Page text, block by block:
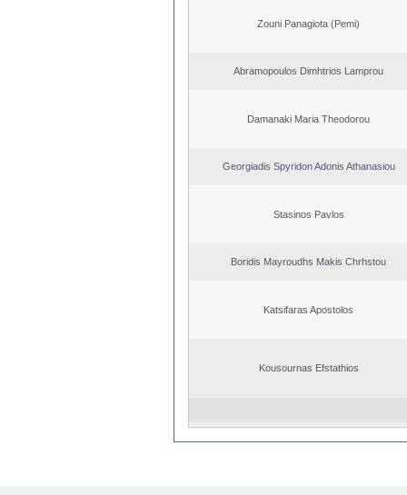
Zouni Panagiota (Pemi)
Abramopoulos Dimhtrios Lamprou
Damanaki Maria Theodorou
Georgiadis Spyridon Adonis Athanasiou
Stasinos Pavlos
Boridis Mayroudhs Makis Chrhstou
Katsifaras Apostolos
Kousournas Efstathios